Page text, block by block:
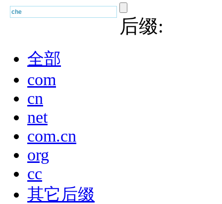
后缀:
全部
com
cn
net
com.cn
org
cc
其它后缀